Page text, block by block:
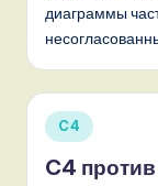
диаграммы
Опубликовано
C4
C4